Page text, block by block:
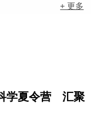
+ 更多
学夏令营 汇聚